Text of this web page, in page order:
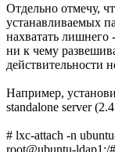
Отдельно отмечу,
устанавливаемых
нахватать лишнего
ни к чему
действительности
Например,
standalone server
# lxc-attach -n
root@ubuntu-ldap1:/